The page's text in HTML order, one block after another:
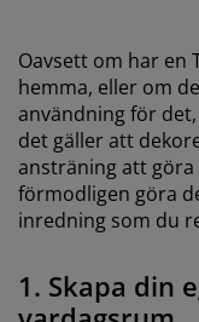
Oavsett om har en
hemma, eller om
användning för
det gäller att
ansträning att
förmodligen göra
inredning som du
1. Skapa din